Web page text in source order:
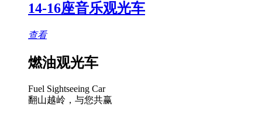
14-16座音乐观光车
查看
燃油观光车
Fuel Sightseeing Car
翻山越岭，与您共赢